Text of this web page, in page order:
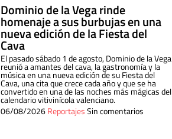
Dominio de la Vega rinde
homenaje a sus burbujas en una
nueva edición de la Fiesta del
Cava
El pasado sábado 1 de agosto, Dominio de la Vega
reunió a amantes del cava, la gastronomía y la
música en una nueva edición de su Fiesta del
Cava, una cita que crece cada año y que se ha
convertido en una de las noches más mágicas del
calendario vitivinícola valenciano.
06/08/2026ReportajesSin comentarios